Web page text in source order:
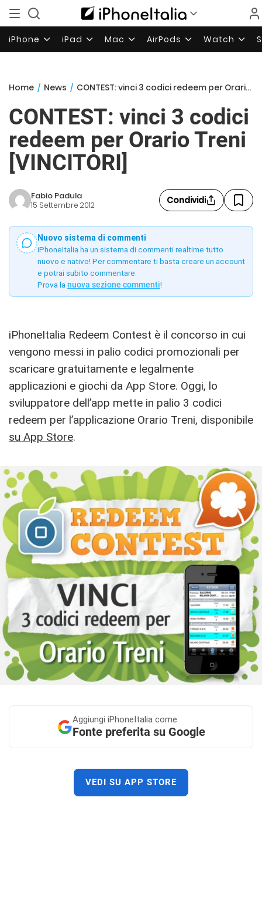
iPhone iPad Mac AirPods Watch
Home / News / CONTEST: vinci 3 codici redeem per Orario Treni [VINCITORI]
CONTEST: vinci 3 codici
redeem per Orario Treni
[VINCITORI]
Fabio Padula
15 Settembre 2012 Condividi
Nuovo sistema di commenti
iPhoneItalia ha un sistema di commenti realtime tutto
nuovo e nativo! Per commentare ti basta creare un account
e potrai subito commentare.
Prova la nuova sezione commenti!
iPhoneItalia Redeem Contest è il concorso in cui
vengono messi in palio codici promozionali per
scaricare gratuitamente e legalmente
applicazioni e giochi da App Store. Oggi, lo
sviluppatore dell’app mette in palio 3 codici
redeem per l’applicazione Orario Treni, disponibile
su App Store.
Aggiungi iPhoneItalia come
Fonte preferita su Google
VEDI SU APP STORE